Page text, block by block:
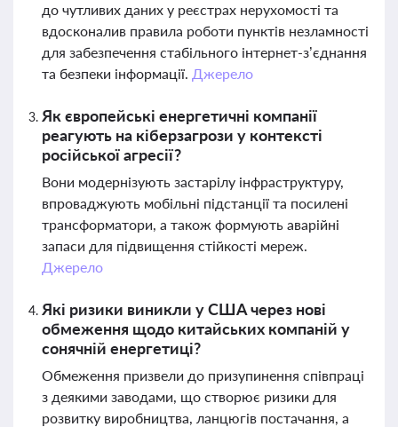
до чутливих даних у реєстрах нерухомості та
вдосконалив правила роботи пунктів незламності
для забезпечення стабільного інтернет-з’єднання
та безпеки інформації. Джерело
Як європейські енергетичні компанії
реагують на кіберзагрози у контексті
російської агресії?
Вони модернізують застарілу інфраструктуру,
впроваджують мобільні підстанції та посилені
трансформатори, а також формують аварійні
запаси для підвищення стійкості мереж.
Джерело
Які ризики виникли у США через нові
обмеження щодо китайських компаній у
сонячній енергетиці?
Обмеження призвели до призупинення співпраці
з деякими заводами, що створює ризики для
розвитку виробництва, ланцюгів постачання, а